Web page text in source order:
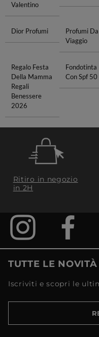
Valentino
Dior Profumi
Profumi Da
Viaggio
Regalo Festa
Della Mamma
Regali
Benessere
2026
Fondotinta
Con Spf 50
Ritiro in negozio
in 2H
TUTTE LE
Iscriviti e scopri le